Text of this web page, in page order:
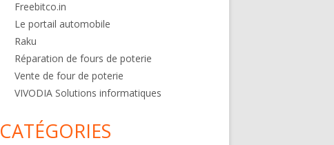
Freebitco.in
Le portail automobile
Raku
Réparation de fours de poterie
Vente de four de poterie
VIVODIA Solutions informatiques
CATÉGORIES